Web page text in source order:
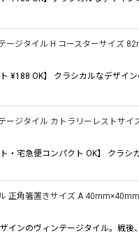
ージタイル H コースターサイズ
ト ¥188 OK】 クラシカルなデザイ
ージタイル カトラリーレストサ
ト・宅急便コンパクト OK】 クラ
正角箸置きサイズ A 40mm×40mm
インのヴィンテージタイル。戦